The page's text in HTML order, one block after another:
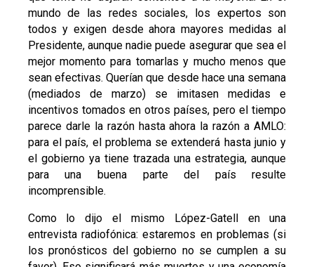
mundo de las redes sociales, los expertos son
todos y exigen desde ahora mayores medidas al
Presidente, aunque nadie puede asegurar que sea el
mejor momento para tomarlas y mucho menos que
sean efectivas. Querían que desde hace una semana
(mediados de marzo) se imitasen medidas e
incentivos tomados en otros países, pero el tiempo
parece darle la razón hasta ahora la razón a AMLO:
para el país, el problema se extenderá hasta junio y
el gobierno ya tiene trazada una estrategia, aunque
para una buena parte del país resulte
incomprensible.
Como lo dijo el mismo López-Gatell en una
entrevista radiofónica: estaremos en problemas (si
los pronósticos del gobierno no se cumplen a su